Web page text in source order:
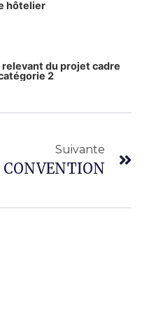
hôtelier
relevant du projet cadre
2
Suivante
CONVENTION